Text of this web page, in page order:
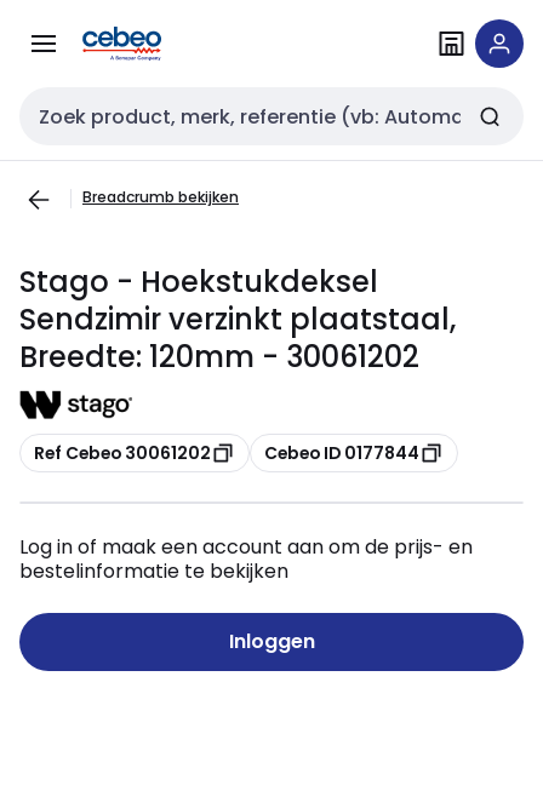
naar
naar
Zoekveld invoer
Breadcrumb bekijken
Stago - Hoekstukdeksel
Sendzimir verzinkt plaatstaal,
Breedte: 120mm - 30061202
Kopiëren
Ref Cebeo 30061202 Kopiëren
Cebeo ID 0177844
Log in of maak een account aan om de prijs- en
bestelinformatie te bekijken
Inloggen